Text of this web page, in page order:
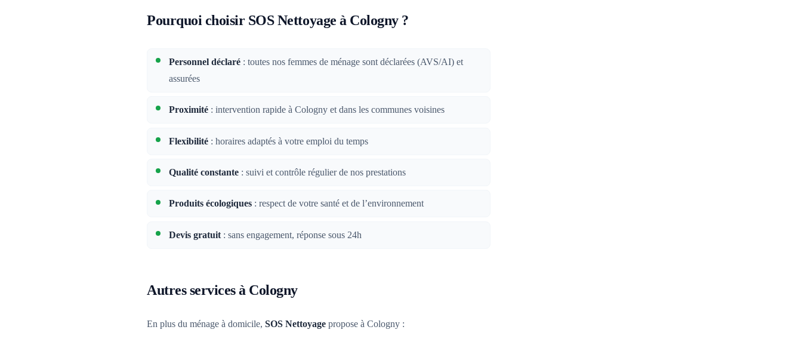
Pourquoi choisir SOS Nettoyage à Cologny ?
Personnel déclaré : toutes nos femmes de ménage sont déclarées (AVS/AI) et
assurées
Proximité : intervention rapide à Cologny et dans les communes voisines
Flexibilité : horaires adaptés à votre emploi du temps
Qualité constante : suivi et contrôle régulier de nos prestations
Produits écologiques : respect de votre santé et de l’environnement
Devis gratuit: sans engagement, réponse sous 24h
Autres services à Cologny
En plus du ménage à domicile, SOS Nettoyage propose à Cologny :